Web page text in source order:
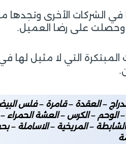
الأخرى وتجدها
وحصلت على رضا العميل.
المبتكرة التي لا مثيل
– العقدة – قامرة – فلس البيض
– الكرس – العشة
– المريخية – الاساملة –